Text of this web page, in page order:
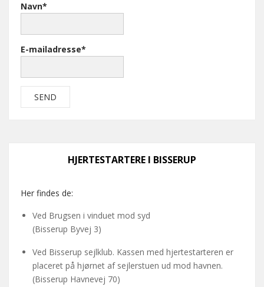
Navn*
E-mailadresse*
HJERTESTARTERE I BISSERUP
Her findes de:
Ved Brugsen i vinduet mod syd
(Bisserup Byvej 3)
Ved Bisserup sejlklub. Kassen med hjertestarteren er
placeret på hjørnet af sejlerstuen ud mod havnen.
(Bisserup Havnevej 70)